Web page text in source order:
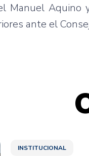
Manuel Aquino
ante el
INSTITUCIONAL